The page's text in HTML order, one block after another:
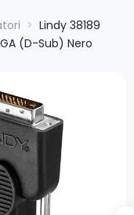
Lindy 38189
(D-Sub) Nero